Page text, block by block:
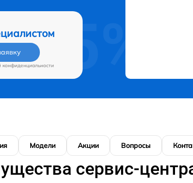
конфиденциальности
Модели Акции Вопросы
сервис-